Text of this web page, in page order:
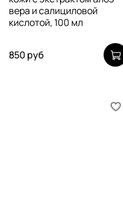
вера и салициловой
кислотой, 100 мл
850 руб